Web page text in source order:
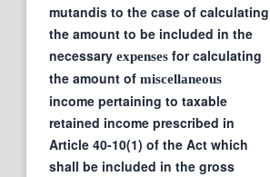
mutandis to the case of calculating
the amount to be included in the
necessary expenses for calculating
the amount of miscellaneous
income pertaining to taxable
retained income prescribed in
Article 40-10(1) of the Act which
shall be included in the gross